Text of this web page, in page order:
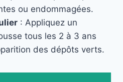
ou endommagées.
: Appliquez un
tous les 2 à 3 ans
des dépôts verts.